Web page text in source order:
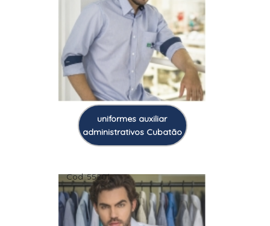
uniformes auxiliar
administrativos Cubatão
Cod.:55201